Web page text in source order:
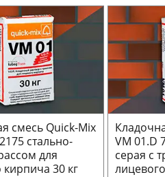
смесь Quick-Mix
стально-
для
30 кг
VM 01.D
серая с